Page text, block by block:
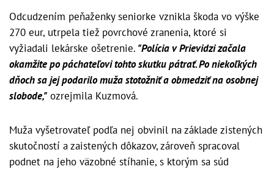
Odcudzením peňaženky seniorke vznikla škoda vo výške
270 eur, utrpela tiež povrchové zranenia, ktoré si
vyžiadali lekárske ošetrenie. "Polícia v Prievidzi začala
okamžite po páchateľovi tohto skutku pátrať. Po niekoľkých
dňoch sa jej podarilo muža stotožniť a obmedziť na osobnej
slobode," ozrejmila Kuzmová.
Muža vyšetrovateľ podľa nej obvinil na základe zistených
skutočností a zaistených dôkazov, zároveň spracoval
podnet na jeho väzobné stíhanie, s ktorým sa súd